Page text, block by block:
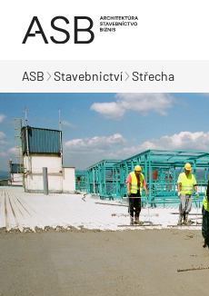
ASB Stavebnictví Střecha